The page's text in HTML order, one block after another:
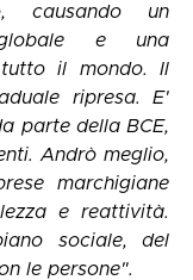
causando un
globale e una
tutto il mondo. Il
ripresa. E'
parte della BCE,
Andrò meglio,
marchigiane
e reattività.
sociale, del
le persone".